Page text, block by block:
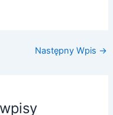
Następny Wpis →